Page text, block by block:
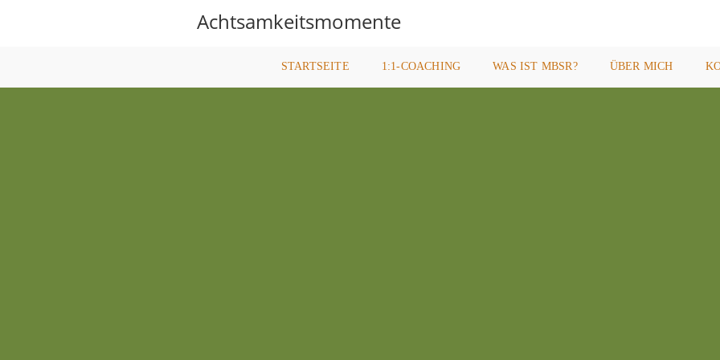
Achtsamkeitsmomente
STARTSEITE 1:1-COACHING WAS IST MBSR? ÜBER MICH